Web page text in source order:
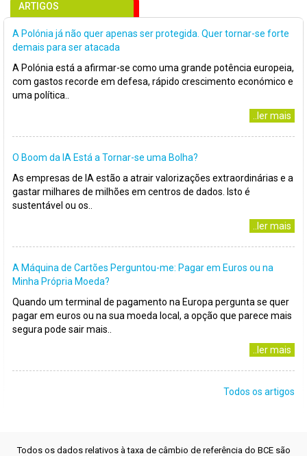
ARTIGOS
A Polónia já não quer apenas ser protegida. Quer tornar-se forte
demais para ser atacada
A Polónia está a afirmar-se como uma grande potência europeia,
com gastos recorde em defesa, rápido crescimento económico e
uma política..
..ler mais
O Boom da IA Está a Tornar-se uma Bolha?
As empresas de IA estão a atrair valorizações extraordinárias e a
gastar milhares de milhões em centros de dados. Isto é
sustentável ou os..
..ler mais
A Máquina de Cartões Perguntou-me: Pagar em Euros ou na
Minha Própria Moeda?
Quando um terminal de pagamento na Europa pergunta se quer
pagar em euros ou na sua moeda local, a opção que parece mais
segura pode sair mais..
..ler mais
Todos os artigos
Todos os dados relativos à taxa de câmbio de referência do BCE são